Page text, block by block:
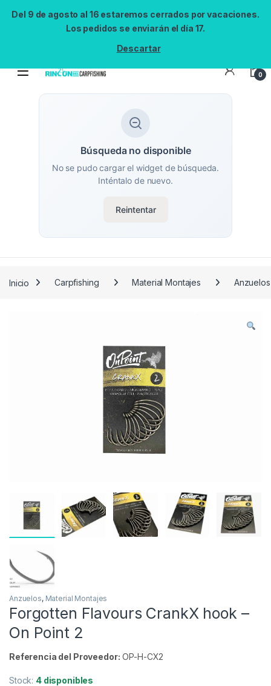
Del 9 de agosto al 16 estaremos cerrados por vacaciones.
Los pedidos se enviarán el día 17.
Descartar
0
Búsqueda no disponible
No se pudo cargar el widget de búsqueda.
Inténtalo de nuevo.
Reintentar
Inicio Carpfishing Material Montajes Anzuelos
Anzuelos, Material Montajes
Forgotten Flavours CrankX hook –
On Point 2
Referencia del Proveedor: OP-H-CX2
Stock: 4 disponibles